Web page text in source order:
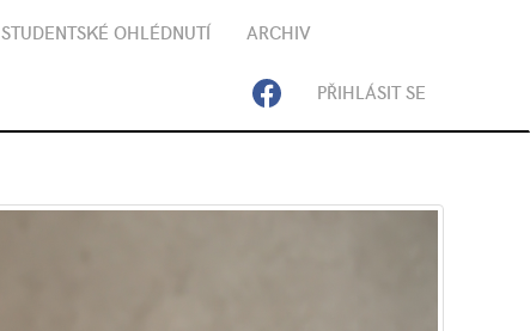
STUDENTSKÉ OHLÉDNUTÍ ARCHIV
PŘIHLÁSIT SE